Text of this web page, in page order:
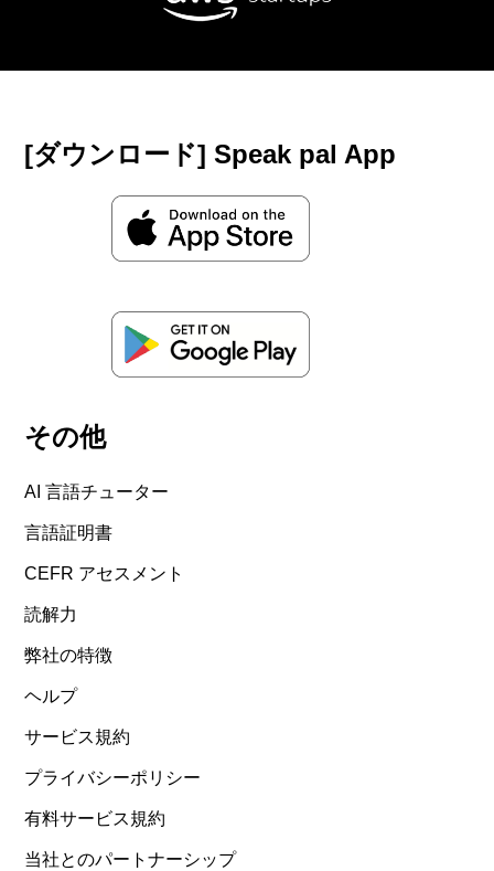
[ダウンロード] Speak pal App
その他
AI 言語チューター
言語証明書
CEFR アセスメント
読解力
弊社の特徴
ヘルプ
サービス規約
プライバシーポリシー
有料サービス規約
当社とのパートナーシップ